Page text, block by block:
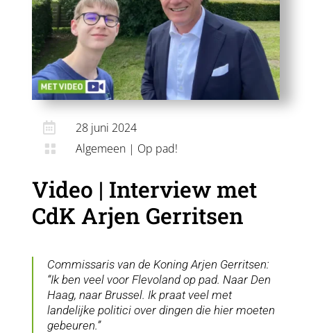
 28 juni 2024
 Algemeen | Op pad!
Video | Interview met
CdK Arjen Gerritsen
Commissaris van de Koning Arjen Gerritsen:
“Ik ben veel voor Flevoland op pad. Naar Den
Haag, naar Brussel. Ik praat veel met
landelijke politici over dingen die hier moeten
gebeuren.”